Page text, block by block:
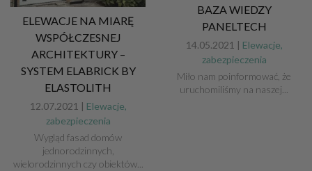
ELEWACJE NA MIARĘ
WSPÓŁCZESNEJ
ARCHITEKTURY –
SYSTEM ELABRICK BY
ELASTOLITH
12.07.2021 | Elewacje,
zabezpieczenia
Wygląd fasad domów
jednorodzinnych,
wielorodzinnych czy obiektów...
BAZA WIEDZY
PANELTECH
14.05.2021 | Elewacje,
zabezpieczenia
Miło nam poinformować, że
uruchomiliśmy na naszej...